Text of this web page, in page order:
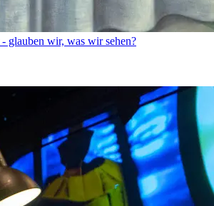
- glauben wir, was wir sehen?